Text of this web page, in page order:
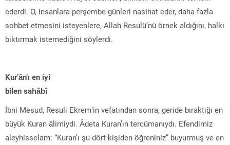
ederdi. O, insanlara perşembe günleri nasihat eder, daha fazla
sohbet etmesini isteyenlere, Allah Resulü’nü örnek aldığını, halkı
bıktırmak istemediğini söylerdi.
Kur’ân’ı en iyi
bilen sahâbî
İbni Mesud, Resuli Ekrem’in vefatından sonra, geride bıraktığı en
büyük Kuran âlimiydi. Âdeta Kuran’ın tercümanıydı. Efendimiz
aleyhisselam: “Kuran’ı şu dört kişiden öğreniniz” buyurmuş ve en